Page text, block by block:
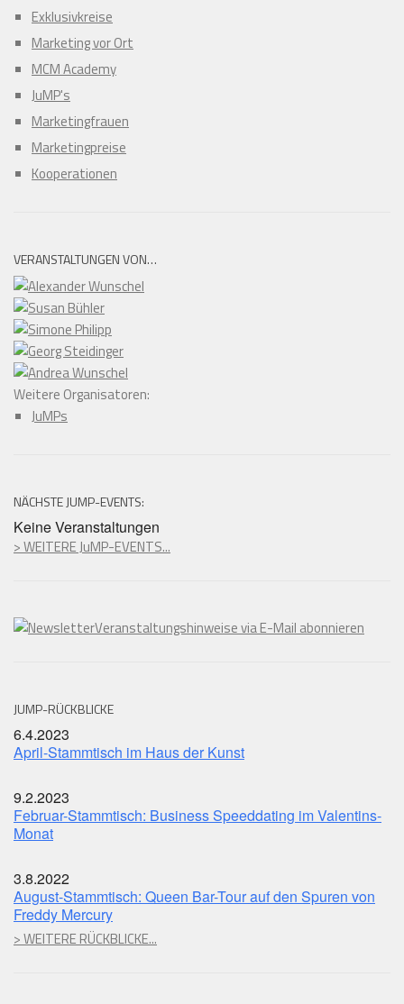
Exklusivkreise
Marketing vor Ort
MCM Academy
JuMP's
Marketingfrauen
Marketingpreise
Kooperationen
VERANSTALTUNGEN VON…
Weitere Organisatoren:
JuMPs
NÄCHSTE JUMP-EVENTS:
Keine Veranstaltungen
> WEITERE JuMP-EVENTS...
Veranstaltungshinweise via E-Mail abonnieren
JUMP-RÜCKBLICKE
6.4.2023
April-Stammtisch im Haus der Kunst
9.2.2023
Februar-Stammtisch: Business Speeddating im Valentins-
Monat
3.8.2022
August-Stammtisch: Queen Bar-Tour auf den Spuren von
Freddy Mercury
> WEITERE RÜCKBLICKE...